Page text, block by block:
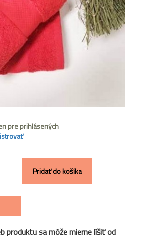
pre prihlásených
Pridať do košíka
produktu sa môže mierne líšiť od